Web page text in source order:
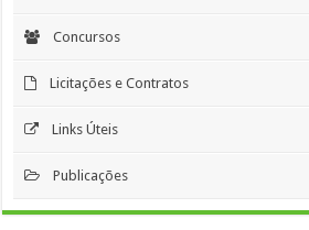
Concursos
Licitações e Contratos
Links Úteis
Publicações